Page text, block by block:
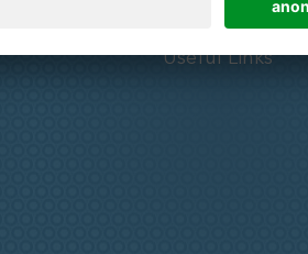
Partner &
Useful Links